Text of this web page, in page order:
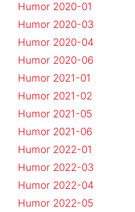
Humor 2020-01
Humor 2020-03
Humor 2020-04
Humor 2020-06
Humor 2021-01
Humor 2021-02
Humor 2021-05
Humor 2021-06
Humor 2022-01
Humor 2022-03
Humor 2022-04
Humor 2022-05